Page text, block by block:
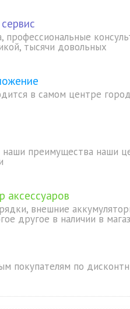
профессиональные
тысячи довольных
в самом центре
наши преимущества наши
аксессуаров
внешние
другое в наличии в
покупателям по